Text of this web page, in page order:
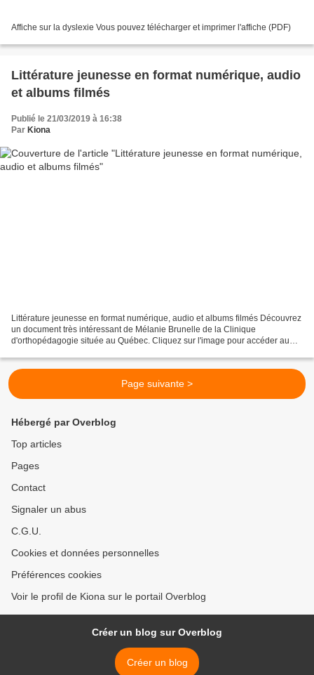
Affiche sur la dyslexie Vous pouvez télécharger et imprimer l'affiche (PDF)
Littérature jeunesse en format numérique, audio
et albums filmés
Publié le 21/03/2019 à 16:38
Par Kiona
Littérature jeunesse en format numérique, audio et albums filmés Découvrez
un document très intéressant de Mélanie Brunelle de la Clinique
d'orthopédagogie située au Québec. Cliquez sur l'image pour accéder au
Page suivante >
Hébergé par Overblog
Top articles
Pages
Contact
Signaler un abus
C.G.U.
Cookies et données personnelles
Préférences cookies
Voir le profil de Kiona sur le portail Overblog
Créer un blog sur Overblog
Créer un blog